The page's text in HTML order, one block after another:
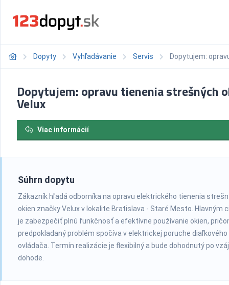
Dopyty Vyhľadávanie Servis Dopytujem:
Dopytujem: opravu tienenia strešných
Velux
Viac informácií
Súhrn dopytu
Zákazník hľadá odborníka na opravu elektrického tienenia
okien značky Velux v lokalite Bratislava - Staré Mesto. Hlavným
je zabezpečiť plnú funkčnosť a efektívne používanie okien,
predpokladaný problém spočíva v elektrickej poruche diaľkového
ovládača. Termín realizácie je flexibilný a bude dohodnutý po
dohode.